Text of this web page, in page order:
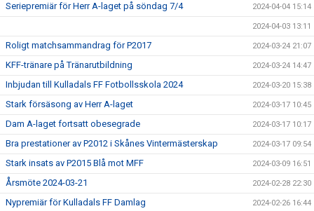
Seriepremiär för Herr A-laget på söndag 7/4 2024-04-04 15:14
2024-04-03 13:11
Roligt matchsammandrag för P2017 2024-03-24 21:07
KFF-tränare på Tränarutbildning 2024-03-24 14:47
Inbjudan till Kulladals FF Fotbollsskola 2024 2024-03-20 15:38
Stark försäsong av Herr A-laget 2024-03-17 10:45
Dam A-laget fortsatt obesegrade 2024-03-17 10:17
Bra prestationer av P2012 i Skånes Vintermästerskap 2024-03-17 09:54
Stark insats av P2015 Blå mot MFF 2024-03-09 16:51
Årsmöte 2024-03-21 2024-02-28 22:30
Nypremiär för Kulladals FF Damlag 2024-02-26 16:44